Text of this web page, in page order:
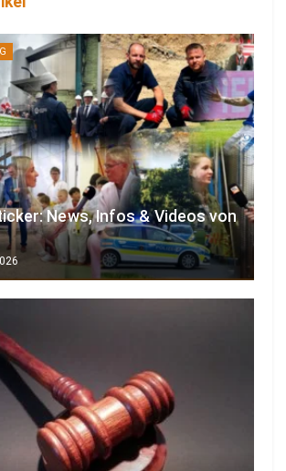
News, Infos & Videos von